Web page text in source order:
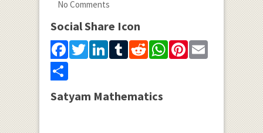
No Comments
Social Share Icon
Facebook
Twitter
LinkedIn
Tumblr
Reddit
WhatsApp
Pinterest
Email
Share
Satyam Mathematics